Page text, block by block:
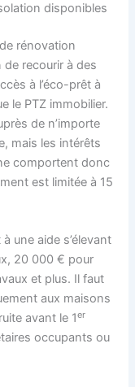
disponibles
rénovation
recourir à des
à l’éco-prêt à
le PTZ immobilier.
de n’importe
mais les intérêts
comportent donc
est limitée à 15
une aide s’élevant
20 000 € pour
et plus. Il faut
aux maisons
avant le 1er
occupants ou